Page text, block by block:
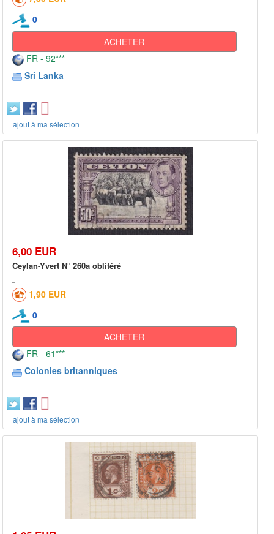
0
ACHETER
FR - 92***
Sri Lanka
+ ajout à ma sélection
6,00 EUR
Ceylan-Yvert N° 260a oblitéré
1,90 EUR
0
ACHETER
FR - 61***
Colonies britanniques
+ ajout à ma sélection